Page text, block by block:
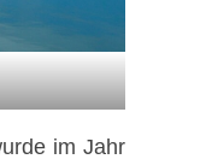
im Jahr